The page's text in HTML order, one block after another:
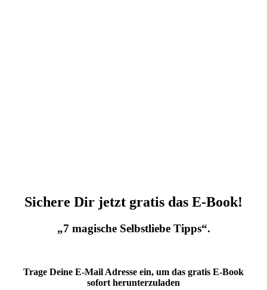
Sichere Dir jetzt gratis das E-Book!
„7 magische Selbstliebe Tipps“.
Trage Deine E-Mail Adresse ein, um das gratis E-Book
sofort herunterzuladen